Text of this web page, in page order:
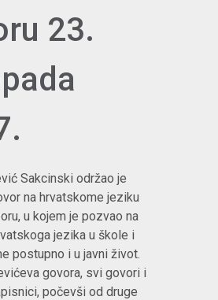
23.
Sakcinski održao je
na hrvatskome jeziku
u kojem je pozvao na
jezika u škole i
postupno i u javni život.
govora, svi govori i
počevši od druge